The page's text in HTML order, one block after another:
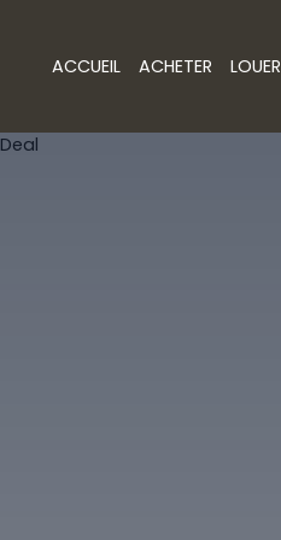
ACCUEIL ACHETER LOUER